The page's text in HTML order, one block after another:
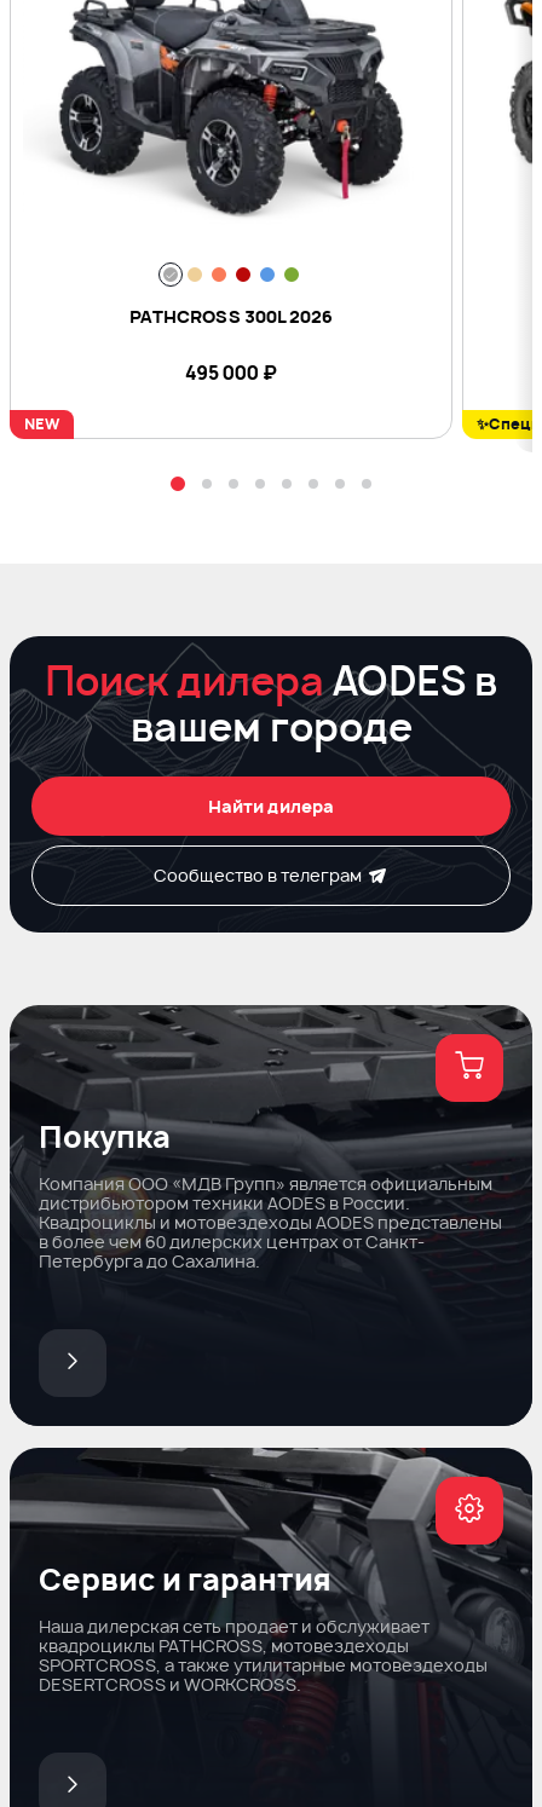
PATHCROSS 300L 2026
495 000 ₽
NEW
Поиск дилераAODES в
вашем городе
Найти дилера
Сообщество в телеграм
Покупка
Компания ООО «МДВ Групп» является официальным
дистрибьютором техники AODES в России.
Квадроциклы и мотовездеходы AODES представлены
в более чем 60 дилерских центрах от Санкт-
Петербурга до Сахалина.
Сервис и гарантия
Наша дилерская сеть продает и обслуживает
квадроциклы PATHCROSS, мотовездеходы
SPORTCROSS, а также утилитарные мотовездеходы
DESERTCROSS и WORKCROSS.